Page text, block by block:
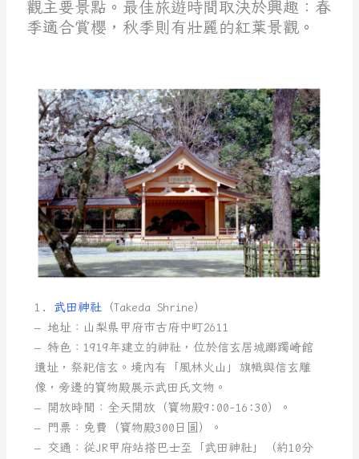
觀主要景點。最佳旅遊時間取決於興趣：春
季適合賞櫻，秋季則有壯麗的紅葉景觀。
1. 武田神社 （Takeda Shrine）
– 地址：山梨県甲府市古府中町2611
– 特色：1919年建立的神社，位於信玄居城躑躅崎館
遺址，祭祀信玄。境內有「風林火山」旗幟與信玄雕
像，旁邊的寶物殿展示武田氏文物。
– 開放時間：全天開放（寶物殿9:00-16:30）。
– 門票：免費（寶物殿300日圓）。
– 交通：從JR甲府站搭巴士至「武田神社」（約10分